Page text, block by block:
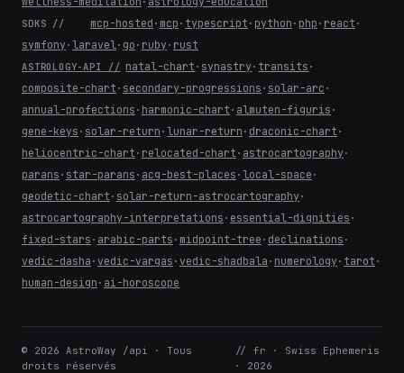
SDKS // mcp-hosted · mcp · typescript · python · php · react ·
symfony · laravel · go · ruby · rust
ASTROLOGY-API // natal-chart · synastry · transits ·
composite-chart · secondary-progressions · solar-arc ·
annual-profections · harmonic-chart · almuten-figuris ·
gene-keys · solar-return · lunar-return · draconic-chart ·
heliocentric-chart · relocated-chart · astrocartography ·
parans · star-parans · acg-best-places · local-space ·
geodetic-chart · solar-return-astrocartography ·
astrocartography-interpretations · essential-dignities ·
fixed-stars · arabic-parts · midpoint-tree · declinations ·
vedic-dasha · vedic-vargas · vedic-shadbala · numerology · tarot ·
human-design · ai-horoscope
© 2026 AstroWay /api · Tous
droits réservés
// fr · Swiss Ephemeris
· 2026